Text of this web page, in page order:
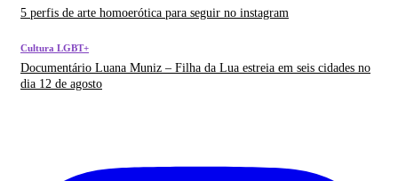
5 perfis de arte homoerótica para seguir no instagram
Cultura LGBT+
Documentário Luana Muniz – Filha da Lua estreia em seis cidades no
dia 12 de agosto